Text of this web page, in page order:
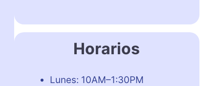
Horarios
Lunes: 10AM–1:30PM